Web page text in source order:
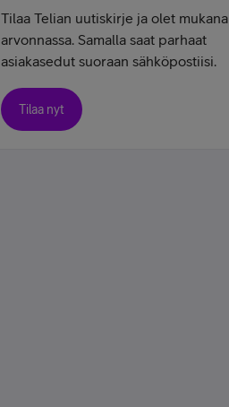
Tilaa Telian uutiskirje ja olet mukana
arvonnassa. Samalla saat parhaat
asiakasedut suoraan sähköpostiisi.
Tilaa nyt